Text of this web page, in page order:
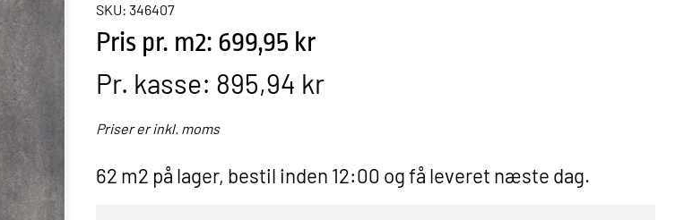
SKU: 346407
Pris pr. m2: 699,95 kr
Pr. kasse: 895,94 kr
Priser er inkl. moms
62 m2 på lager, bestil inden 12:00 og få leveret næste dag.